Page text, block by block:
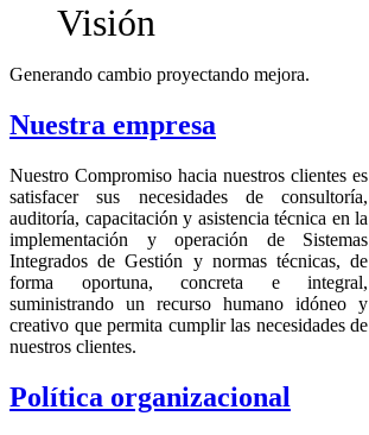
Visión
Generando cambio proyectando mejora.
Nuestra empresa
Nuestro Compromiso hacia nuestros clientes es
satisfacer sus necesidades de consultoría,
auditoría, capacitación y asistencia técnica en la
implementación y operación de Sistemas
Integrados de Gestión y normas técnicas, de
forma oportuna, concreta e integral,
suministrando un recurso humano idóneo y
creativo que permita cumplir las necesidades de
nuestros clientes.
Política organizacional